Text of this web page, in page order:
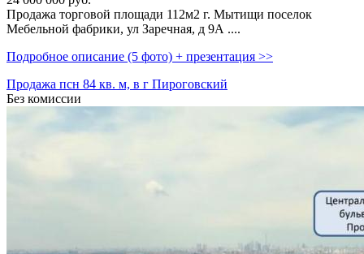
Продажа торговой площади 112м2 г. Мытищи поселок
Мебельной фабрики,­ ул Заречная,­ д 9А ....
Подробное описание (5 фото) + презентация >>
Продажа псн 84 кв. м, в г Пироговский
Без комиссии